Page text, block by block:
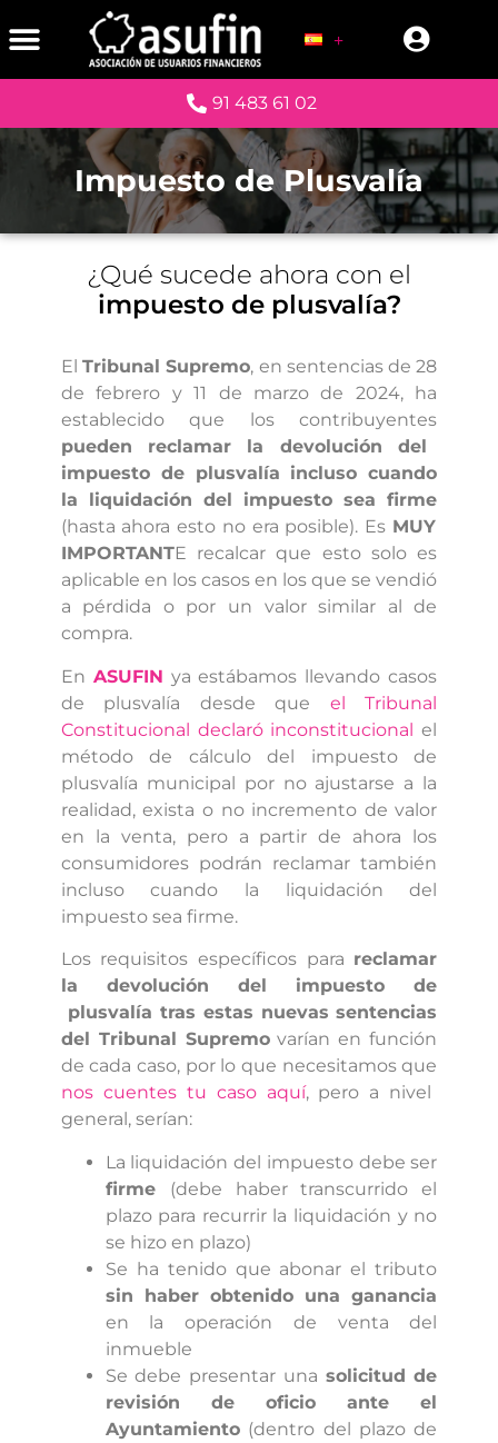
91 483 61 02
Impuesto de Plusvalía
¿Qué sucede ahora con el
impuesto de plusvalía?
ElTribunal Supremo, en sentencias de28
de febrero y 11 de marzo de 2024, ha
establecido que los contribuyentes
pueden reclamar la devolución del
impuesto de plusvalía incluso cuando
la liquidación del impuesto sea firme
(hasta ahora esto no era posible). Es MUY
IMPORTANTE recalcar que esto solo es
aplicable en los casos en los que se vendió
a pérdida o por un valor similar al de
compra.
En ASUFIN ya estábamos llevando casos
de plusvalía desde que el Tribunal
Constitucional declaró inconstitucional el
método de cálculo del impuesto de
plusvalía municipal por no ajustarse a la
realidad, exista o no incremento de valor
en la venta, pero a partir de ahora los
consumidores podrán reclamar también
incluso cuando la liquidación del
impuesto sea firme.
Los requisitos específicos para reclamar
la devolución del impuesto de
plusvalía tras estas nuevas sentencias
del Tribunal Supremovarían en función
de cada caso, por lo que necesitamos que
nos cuentes tu caso aquí, pero a nivel
general, serían:
La liquidación del impuesto debe ser
firme (debe haber transcurrido el
plazo para recurrir la liquidación y no
se hizo en plazo)
Se ha tenido que abonar el tributo
sin haber obtenido una ganancia
en la operación de venta del
inmueble
Se debe presentar una solicitud de
revisión de oficio ante el
Ayuntamiento(dentro del plazo de